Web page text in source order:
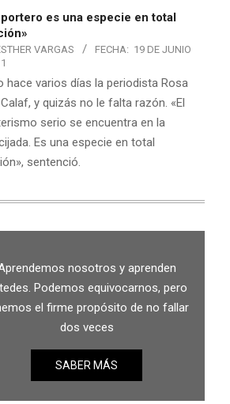
es una especie en total
VARGAS FECHA: 19 DE JUNIO
hace varios días la periodista Rosa
y quizás no le falta razón. «El
serio se encuentra en la
Es una especie en total
sentenció.
nosotros y aprenden
Podemos equivocarnos, pero
el firme propósito de no fallar
dos veces
SABER MÁS